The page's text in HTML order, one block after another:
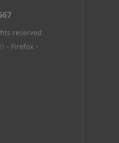
reserved
Firefox、